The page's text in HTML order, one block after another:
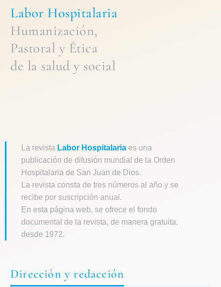
Labor Hospitalaria
Humanización,
Pastoral y Ética
de la salud y social
La revista Labor Hospitalaria es una
publicación de difusión mundial de la Orden
Hospitalaria de San Juan de Dios.
La revista consta de tres números al año y se
recibe por suscripción anual.
En esta página web, se ofrece el fondo
documental de la revista, de manera gratuita,
desde 1972.
Dirección y redacción